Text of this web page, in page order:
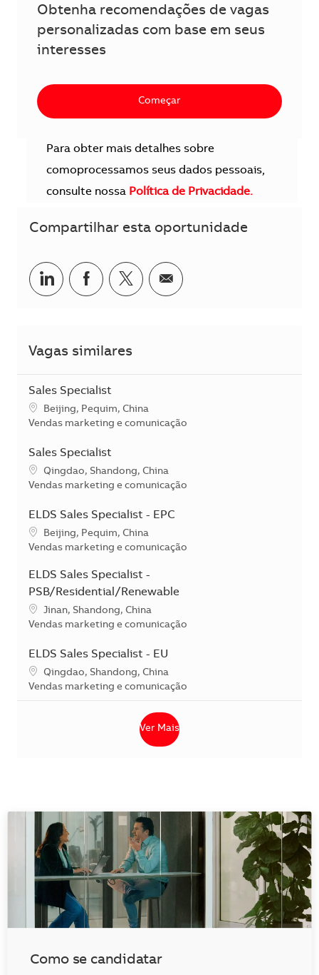
Obtenha recomendações de vagas
personalizadas com base em seus
interesses
Começar
Para obter mais detalhes sobre
comoprocessamos seus dados pessoais,
consulte nossa Política de Privacidade.
Compartilhar esta oportunidade
Compartilhar no LinkedIn
Compartilhar no Facebook
Compartilhar no twitter
Compartilhar por e-
Vagas similares
Sales Specialist
Localização
Beijing, Pequim, China
Categoria
Vendas marketing e comunicação
Sales Specialist
Localização
Qingdao, Shandong, China
Categoria
Vendas marketing e comunicação
ELDS Sales Specialist - EPC
Localização
Beijing, Pequim, China
Categoria
Vendas marketing e comunicação
ELDS Sales Specialist -
PSB/Residential/Renewable
Localização
Jinan, Shandong, China
Categoria
Vendas marketing e comunicação
ELDS Sales Specialist - EU
Localização
Qingdao, Shandong, China
Categoria
Vendas marketing e comunicação
Ver Mais
Como se candidatar